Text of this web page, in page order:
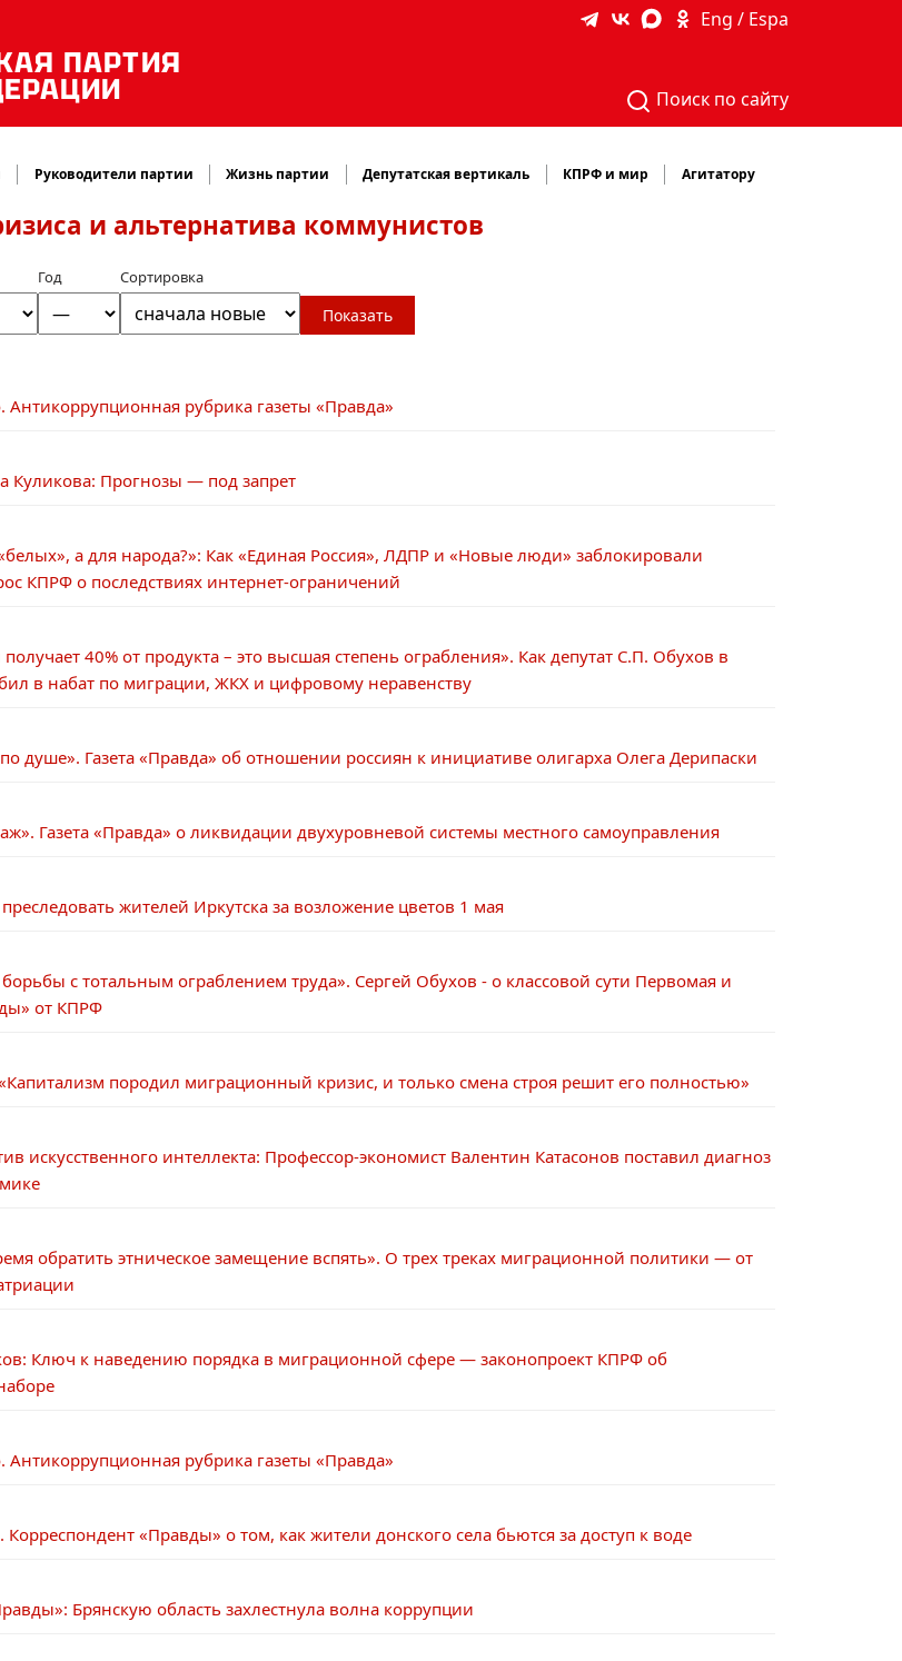
ПАРТИЯ
Eng / Espa
Поиск по сайту
Руководители партии Жизнь партии Депутатская вертикаль КПРФ и мир Агитатору
и альтернатива коммунистов
Год Сортировка
Показать
Антикоррупционная рубрика газеты «Правда»
Куликова: Прогнозы — под запрет
а для народа?»: Как «Единая Россия», ЛДПР и «Новые люди» заблокировали
КПРФ о последствиях интернет-ограничений
40% от продукта – это высшая степень ограбления». Как депутат С.П. Обухов в
в набат по миграции, ЖКХ и цифровому неравенству
душе». Газета «Правда» об отношении россиян к инициативе олигарха Олега Дерипаски
Газета «Правда» о ликвидации двухуровневой системы местного самоуправления
жителей Иркутска за возложение цветов 1 мая
с тотальным ограблением труда». Сергей Обухов - о классовой сути Первомая и
от КПРФ
породил миграционный кризис, и только смена строя решит его полностью»
искусственного интеллекта: Профессор-экономист Валентин Катасонов поставил диагноз
обратить этническое замещение вспять». О трех треках миграционной политики — от
Ключ к наведению порядка в миграционной сфере — законопроект КПРФ об
Антикоррупционная рубрика газеты «Правда»
«Правды» о том, как жители донского села бьются за доступ к воде
Брянскую область захлестнула волна коррупции